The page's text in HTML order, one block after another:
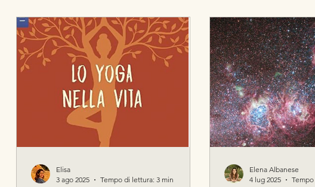
sa davvero cosa significhi. “Il Potere di
Adesso” di Eckhart Tolle è stato uno dei
libri che mi hanno aperto al mio viaggio
di consapevolezza. Non ricordo chi me
l’abbia consigliato.
della nostra
Brian Weiss,
è un libro che
scorrevole da
romanzo da spiaggia
lettura… sol
Elisa
3 ago 2025
Tempo di lettura: 3 min
Elena Albanese
4 lug 2025